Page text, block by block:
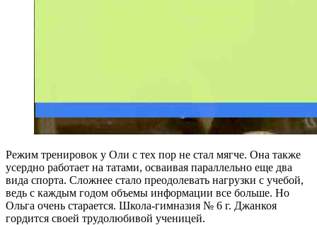
Режим тренировок у Оли с тех пор не стал мягче. Она также
усердно работает на татами, осваивая параллельно еще два
вида спорта. Сложнее стало преодолевать нагрузки с учебой,
ведь с каждым годом объемы информации все больше. Но
Ольга очень старается. Школа-гимназия № 6 г. Джанкоя
гордится своей трудолюбивой ученицей.